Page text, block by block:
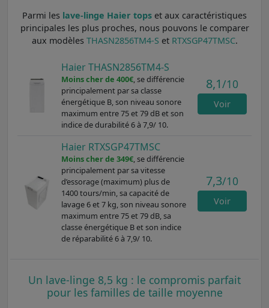
Parmi les lave-linge Haier tops et aux caractéristiques
principales les plus proches, nous pouvons le comparer
aux modèles THASN2856TM4-S et RTXSGP47TMSC.
Haier THASN2856TM4-S
Moins cher de 400€, se différencie
principalement par sa classe
énergétique B, son niveau sonore
maximum entre 75 et 79 dB et son
indice de durabilité 6 à 7,9/ 10.
8,1/10
Voir
Haier RTXSGP47TMSC
Moins cher de 349€, se différencie
principalement par sa vitesse
d’essorage (maximum) plus de
1400 tours/min, sa capacité de
lavage 6 et 7 kg, son niveau sonore
maximum entre 75 et 79 dB, sa
classe énergétique B et son indice
de réparabilité 6 à 7,9/ 10.
7,3/10
Voir
Un lave-linge 8,5 kg : le compromis parfait
pour les familles de taille moyenne